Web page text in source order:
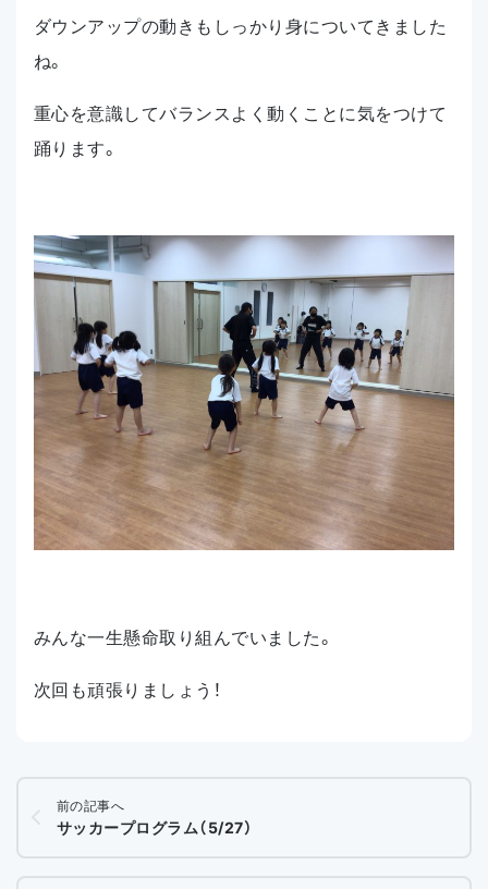
ダウンアップの動きもしっかり身についてきました
ね。
重心を意識してバランスよく動くことに気をつけて
踊ります。
みんな一生懸命取り組んでいました。
次回も頑張りましょう！
前の記事へ
サッカープログラム（5/27）